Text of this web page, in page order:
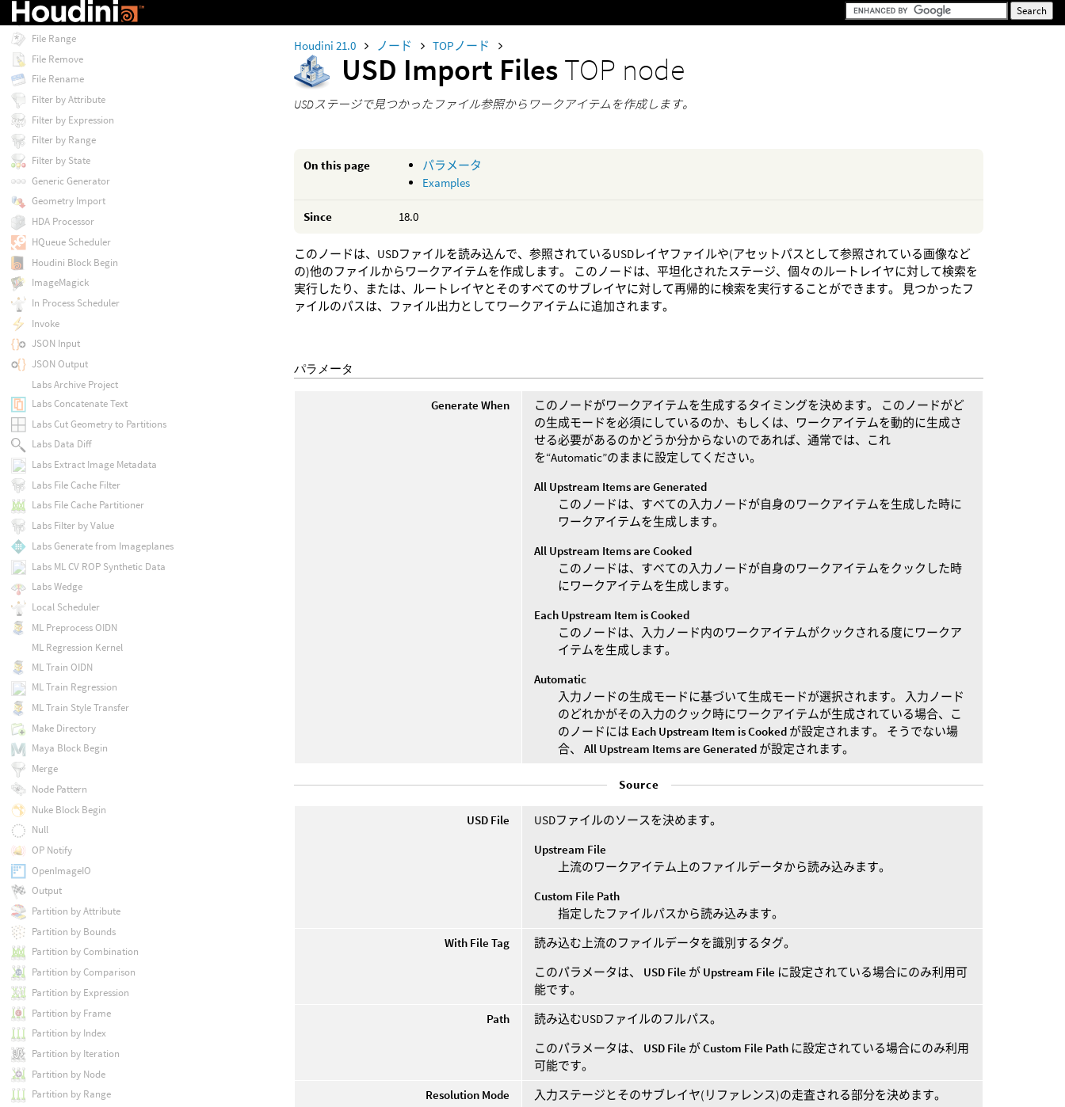
Houdini 21.0 ノード TOPノード
USD Import FilesTOP node
USDステージで見つかったファイル参照からワークアイテムを作成します。
On this page
パラメータ
Examples
Since 18.0
このノードは、USDファイルを読み込んで、参照されているUSDレイヤファイルや(アセットパスとして参照されている画像など
の)他のファイルからワークアイテムを作成します。 このノードは、平坦化されたステージ、個々のルートレイヤに対して検索を
実行したり、または、ルートレイヤとそのすべてのサブレイヤに対して再帰的に検索を実行することができます。 見つかったフ
ァイルのパスは、ファイル出力としてワークアイテムに追加されます。
パラメータ
Generate When
このノードがワークアイテムを生成するタイミングを決めます。 このノードがど
の生成モードを必須にしているのか、もしくは、ワークアイテムを動的に生成さ
せる必要があるのかどうか分からないのであれば、通常では、これ
を“Automatic”のままに設定してください。
All Upstream Items are Generated
このノードは、すべての入力ノードが自身のワークアイテムを生成した時に
ワークアイテムを生成します。
All Upstream Items are Cooked
このノードは、すべての入力ノードが自身のワークアイテムをクックした時
にワークアイテムを生成します。
Each Upstream Item is Cooked
このノードは、入力ノード内のワークアイテムがクックされる度にワークア
イテムを生成します。
Automatic
入力ノードの生成モードに基づいて生成モードが選択されます。 入力ノード
のどれかがその入力のクック時にワークアイテムが生成されている場合、こ
のノードには Each Upstream Item is Cooked が設定されます。 そうでない場
合、All Upstream Items are Generated が設定されます。
Source
USD File
USDファイルのソースを決めます。
Upstream File
上流のワークアイテム上のファイルデータから読み込みます。
Custom File Path
指定したファイルパスから読み込みます。
With File Tag
読み込む上流のファイルデータを識別するタグ。
このパラメータは、 USD File が Upstream File に設定されている場合にのみ利用可
能です。
Path
読み込むUSDファイルのフルパス。
このパラメータは、 USD File がCustom File Path に設定されている場合にのみ利用
可能です。
Resolution Mode
入力ステージとそのサブレイヤ(リファレンス)の走査される部分を決めます。
File Pattern
File Range
File Remove
File Rename
Filter by Attribute
Filter by Expression
Filter by Range
Filter by State
Generic Generator
Geometry Import
HDA Processor
HQueue Scheduler
Houdini Block Begin
ImageMagick
In Process Scheduler
Invoke
JSON Input
JSON Output
Labs Archive Project
Labs Concatenate Text
Labs Cut Geometry to Partitions
Labs Data Diff
Labs Extract Image Metadata
Labs File Cache Filter
Labs File Cache Partitioner
Labs Filter by Value
Labs Generate from Imageplanes
Labs ML CV ROP Synthetic Data
Labs Wedge
Local Scheduler
ML Preprocess OIDN
ML Regression Kernel
ML Train OIDN
ML Train Regression
ML Train Style Transfer
Make Directory
Maya Block Begin
Merge
Node Pattern
Nuke Block Begin
Null
OP Notify
OpenImageIO
Output
Partition by Attribute
Partition by Bounds
Partition by Combination
Partition by Comparison
Partition by Expression
Partition by Frame
Partition by Index
Partition by Iteration
Partition by Node
Partition by Range